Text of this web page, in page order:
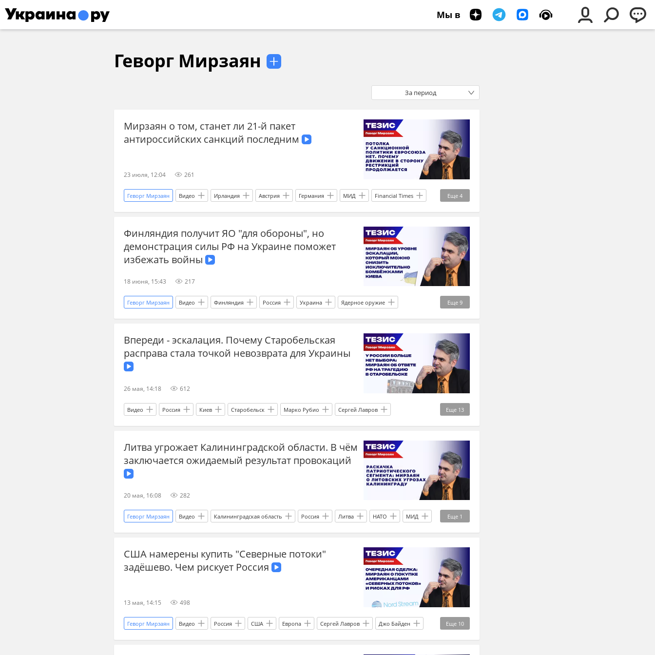
Мы в
Геворг Мирзаян
За период
Мирзаян о том, станет ли 21-й пакет
антироссийских санкций последним
23 июля, 12:04 261
Еще 4
Геворг Мирзаян Видео Ирландия Австрия Германия МИД Financial Times
ЕС антироссийские санкции Международная политика международное право
Финляндия получит ЯО "для обороны", но
демонстрация силы РФ на Украине поможет
избежать войны
18 июня, 15:43 217
Еще 9
Геворг Мирзаян Видео Финляндия Россия Украина Ядерное оружие
оборона оружие Санкт-Петербург война эскалация военная эскалация
СВО прогнозы СВО дзен новости СВО
Впереди - эскалация. Почему Старобельская
расправа стала точкой невозврата для Украины
26 мая, 14:18 612
Еще 13
Видео Россия Киев Старобельск Марко Рубио Сергей Лавров
Дональд Трамп Вооруженные силы Украины ОПК Генштаб США
международные отношения Международная политика Украина бывший СССР
дипломатические отношения дипломаты ситуация на Украине эскалация
Литва угрожает Калининградской области. В чём
заключается ожидаемый результат провокаций
20 мая, 16:08 282
Еще 1
Геворг Мирзаян Видео Калининградская область Россия Литва НАТО МИД
Украина.ру
США намерены купить "Северные потоки"
задёшево. Чем рискует Россия
13 мая, 14:15 498
Еще 10
Геворг Мирзаян Видео Россия США Европа Сергей Лавров Джо Байден
Газпром Украина.ру Северный поток российский газ ЕС Германия